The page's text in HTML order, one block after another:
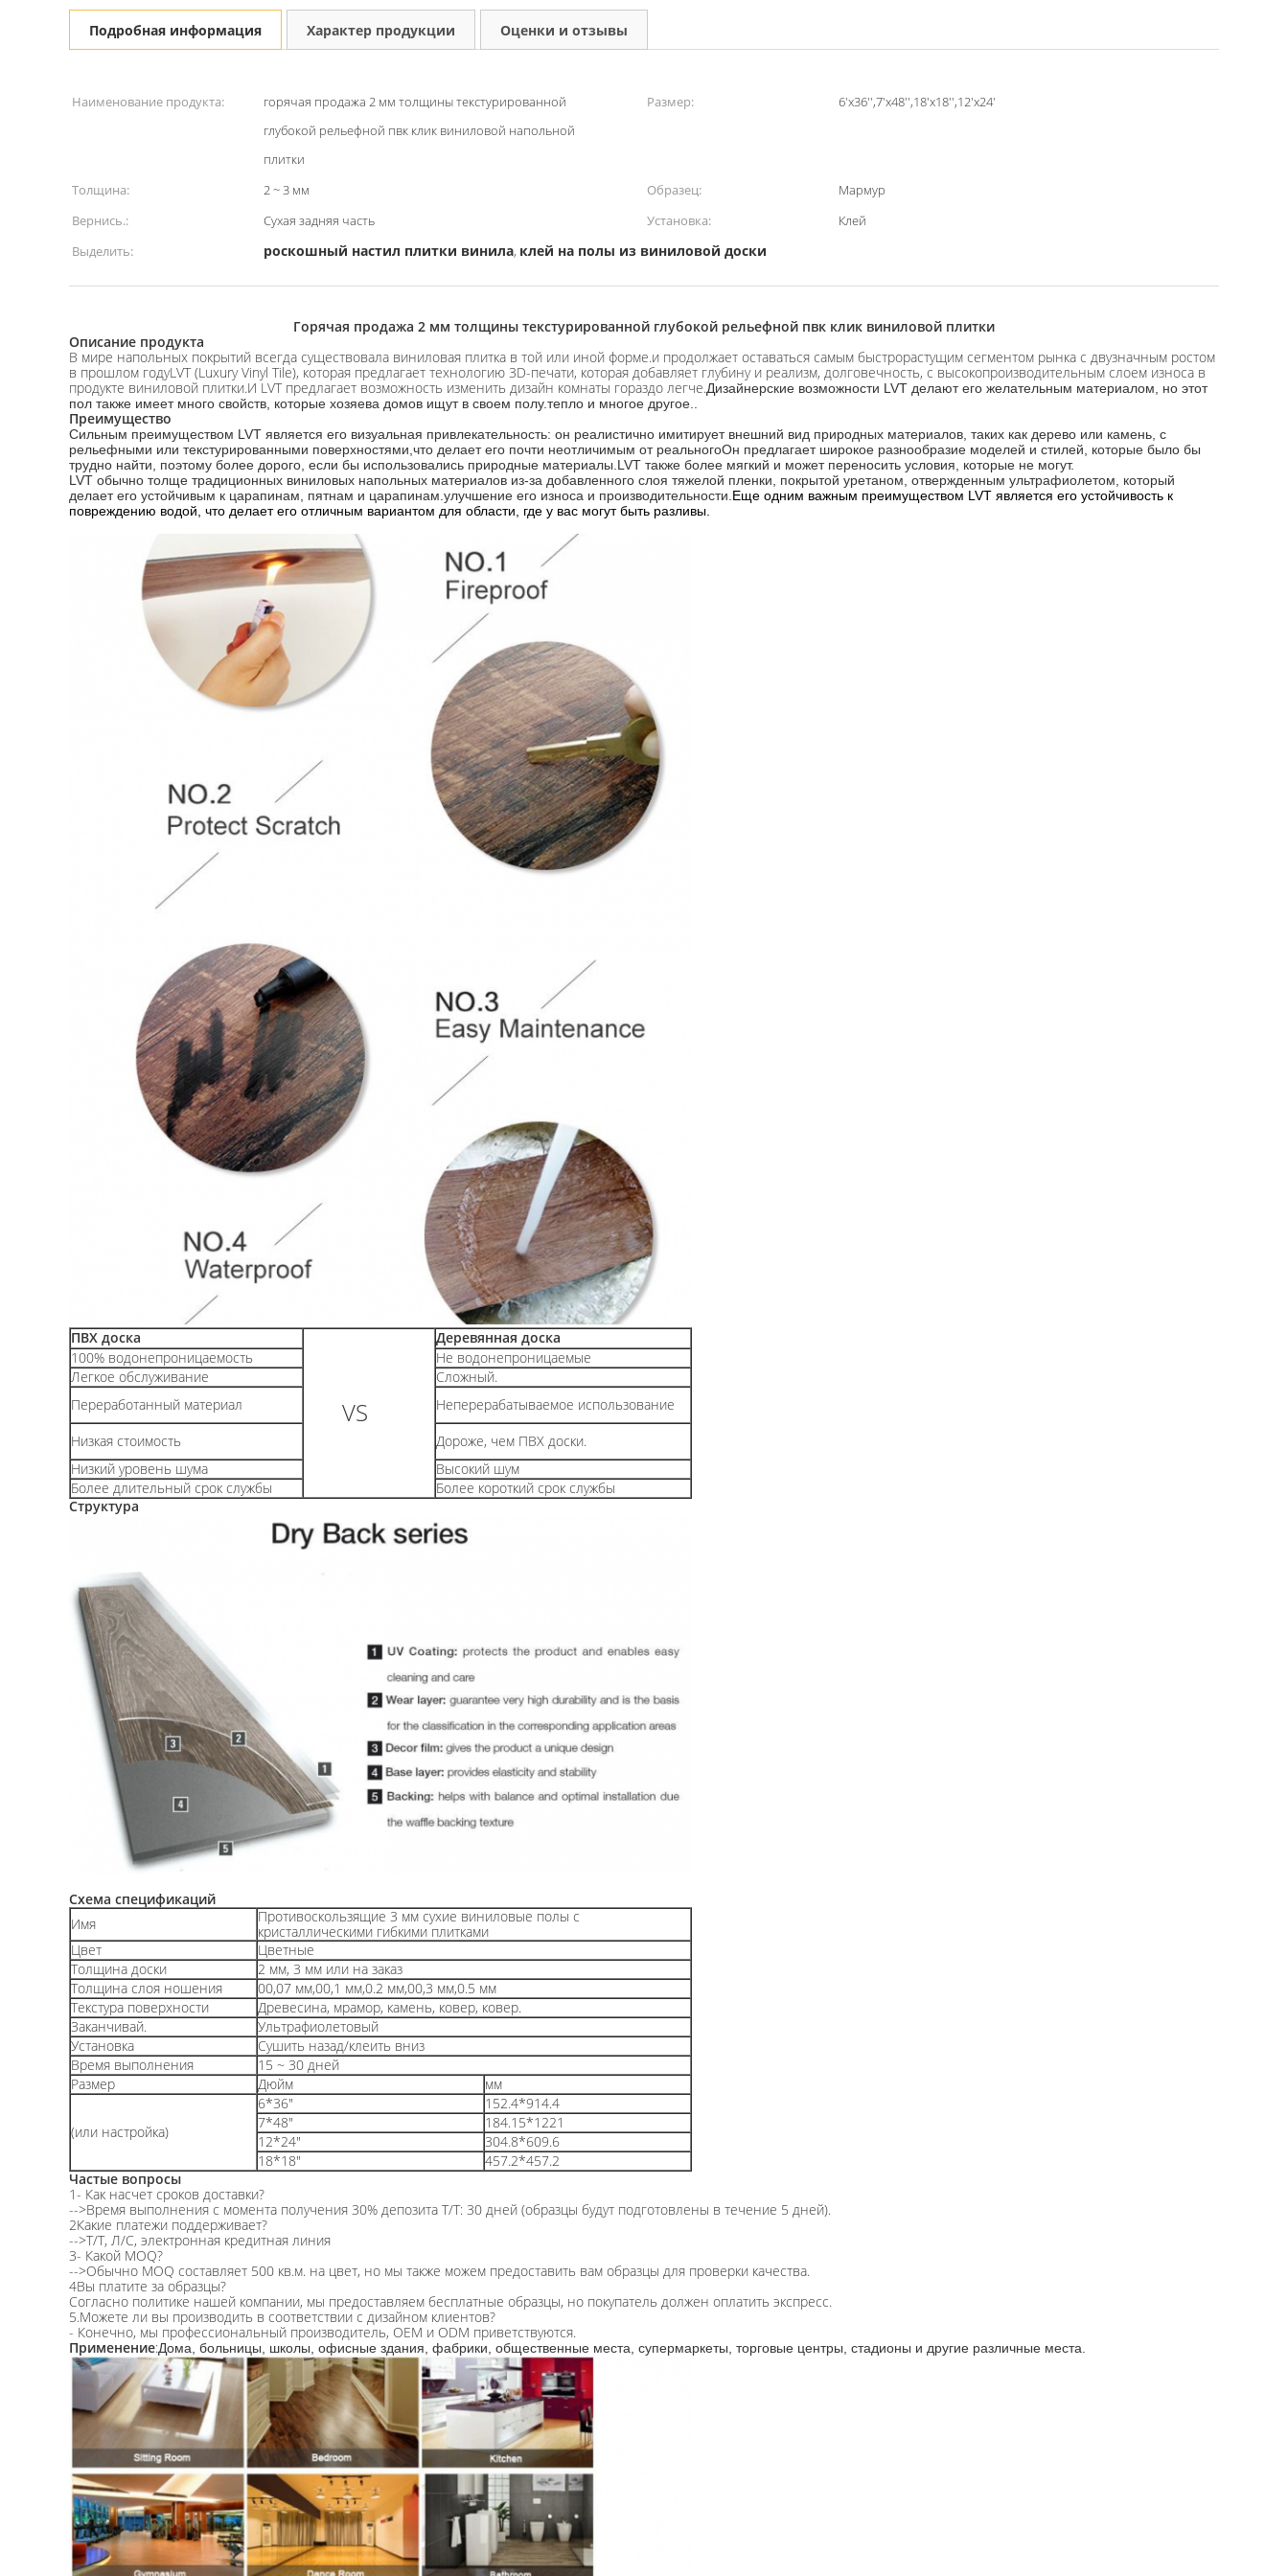
Подробная информация Характер продукции Оценки и отзывы
Наименование продукта:
горячая продажа 2 мм толщины текстурированной
глубокой рельефной пвк клик виниловой напольной
плитки
Размер: 6'x36'',7'x48'',18'x18'',12'x24'
Толщина: 2 ~ 3 мм Образец:
Мармур
Вернись.:
Сухая задняя часть Установка:
Клей
Выделить:
роскошный настил плитки винила, клей на полы из виниловой доски
Горячая продажа 2 мм толщины текстурированной глубокой рельефной пвк клик виниловой плитки
Описание продукта
В мире напольных покрытий всегда существовала виниловая плитка в той или иной форме.и продолжает оставаться самым быстрорастущим сегментом рынка с двузначным ростом
в прошлом годуLVT (Luxury Vinyl Tile), которая предлагает технологию 3D-печати, которая добавляет глубину и реализм, долговечность, с высокопроизводительным слоем износа в
продукте виниловой плитки.И LVT предлагает возможность изменить дизайн комнаты гораздо легче.Дизайнерские возможности LVT делают его желательным материалом, но этот
пол также имеет много свойств, которые хозяева домов ищут в своем полу.тепло и многое другое..
Преимущество
Сильным преимуществом LVT является его визуальная привлекательность: он реалистично имитирует внешний вид природных материалов, таких как дерево или камень, с
рельефными или текстурированными поверхностями,что делает его почти неотличимым от реальногоОн предлагает широкое разнообразие моделей и стилей, которые было бы
трудно найти, поэтому более дорого, если бы использовались природные материалы.LVT также более мягкий и может переносить условия, которые не могут.
LVT обычно толще традиционных виниловых напольных материалов из-за добавленного слоя тяжелой пленки, покрытой уретаном, отвержденным ультрафиолетом, который
делает его устойчивым к царапинам, пятнам и царапинам.улучшение его износа и производительности. Еще одним важным преимуществом LVT является его устойчивость к
повреждению водой, что делает его отличным вариантом для области, где у вас могут быть разливы.
ПВХ доска
VS
Деревянная доска
100% водонепроницаемость
Не водонепроницаемые
Легкое обслуживание
Сложный.
Переработанный материал
Неперерабатываемое использование
Низкая стоимость
Дороже, чем ПВХ доски.
Низкий уровень шума
Высокий шум
Более длительный срок службы
Более короткий срок службы
Структура
Схема спецификаций
Имя
Противоскользящие 3 мм сухие виниловые полы с
кристаллическими гибкими плитками
Цвет
Цветные
Толщина доски
2 мм, 3 мм или на заказ
Толщина слоя ношения
00,07 мм,00,1 мм,0.2 мм,00,3 мм,0.5 мм
Текстура поверхности
Древесина, мрамор, камень, ковер, ковер.
Заканчивай.
Ультрафиолетовый
Установка
Сушить назад/клеить вниз
Время выполнения
15 ~ 30 дней
Размер
Дюйм мм
(или настройка)
6*36"
152.4*914.4
7*48"
184.15*1221
12*24"
304.8*609.6
18*18"
457.2*457.2
Частые вопросы
1- Как насчет сроков доставки?
-->Время выполнения с момента получения 30% депозита T/T: 30 дней (образцы будут подготовлены в течение 5 дней).
2Какие платежи поддерживает?
-->Т/Т, Л/С, электронная кредитная линия
3- Какой MOQ?
-->Обычно MOQ составляет 500 кв.м. на цвет, но мы также можем предоставить вам образцы для проверки качества.
4Вы платите за образцы?
Согласно политике нашей компании, мы предоставляем бесплатные образцы, но покупатель должен оплатить экспресс.
5.Можете ли вы производить в соответствии с дизайном клиентов?
- Конечно, мы профессиональный производитель, OEM и ODM приветствуются.
Применение:Дома, больницы, школы, офисные здания, фабрики, общественные места, супермаркеты, торговые центры, стадионы и другие различные места.